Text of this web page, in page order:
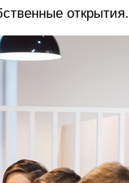
открытия.